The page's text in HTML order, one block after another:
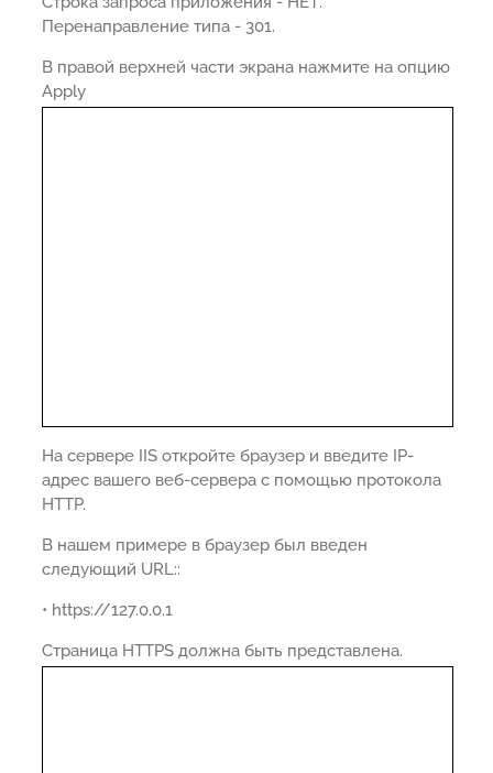
Перенаправление типа - 301.
В правой верхней части экрана нажмите на опцию
Apply
На сервере IIS откройте браузер и введите IP-
адрес вашего веб-сервера с помощью протокола
HTTP.
В нашем примере в браузер был введен
следующий URL::
• https://127.0.0.1
Страница HTTPS должна быть представлена.